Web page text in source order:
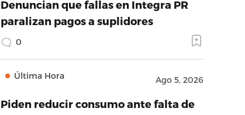
Denuncian que fallas en Integra PR
paralizan pagos a suplidores
0
Última Hora Ago 5, 2026
Piden reducir consumo ante falta de